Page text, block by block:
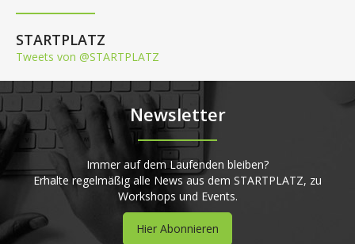
STARTPLATZ
Tweets von @STARTPLATZ
Newsletter
Immer auf dem Laufenden bleiben?
Erhalte regelmäßig alle News aus dem STARTPLATZ, zu
Workshops und Events.
Hier Abonnieren